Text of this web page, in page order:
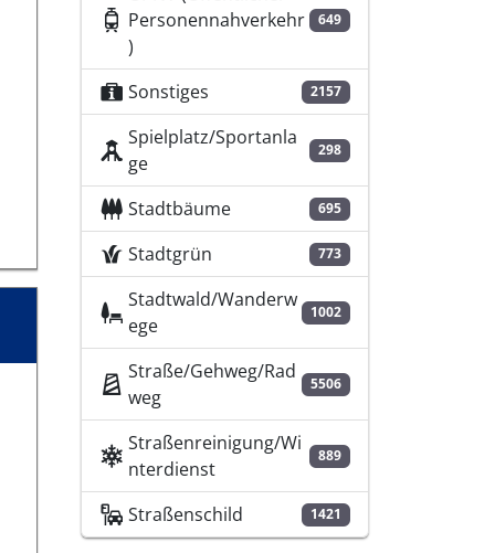
Personennahverkehr
)
649
Sonstiges 2157
Spielplatz/Sportanla
ge
298
Stadtbäume 695
Stadtgrün 773
Stadtwald/Wanderw
ege
1002
Straße/Gehweg/Rad
weg
5506
Straßenreinigung/Wi
nterdienst
889
Straßenschild 1421